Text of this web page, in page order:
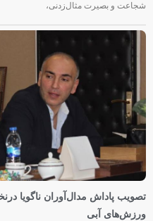
شجاعت و بصیرت مثال‌زدنی،
تصویب پاداش مدال‌آوران ناگویا
ورزش‌های آبی